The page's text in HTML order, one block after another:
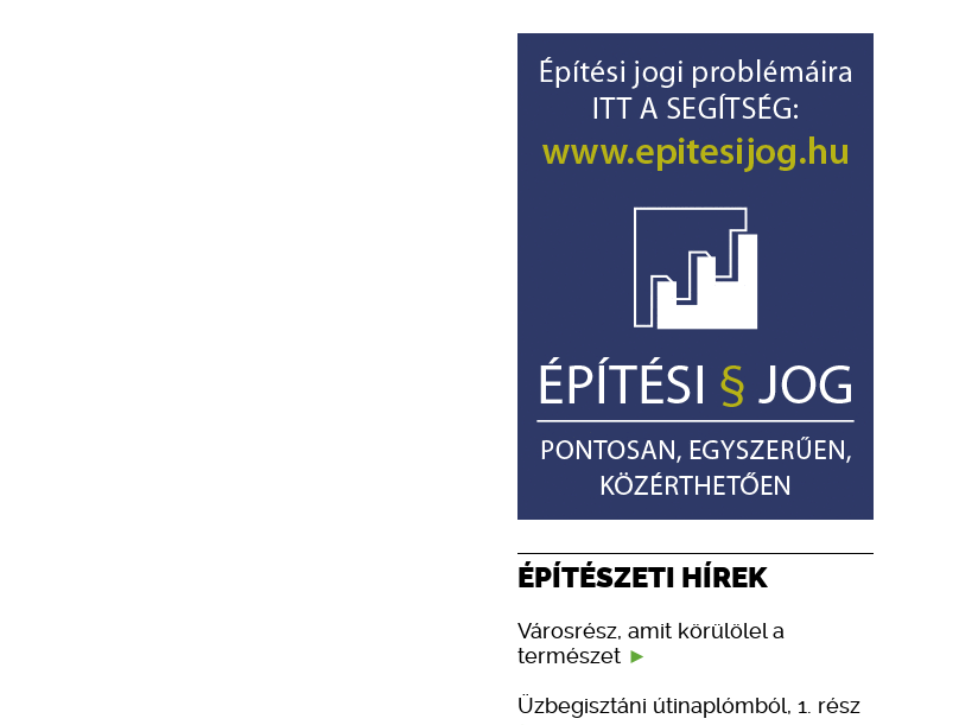
ÉPÍTÉSZETI HÍREK
Városrész, amit körülölel a
természet
Üzbegisztáni útinaplómból, 1. rész